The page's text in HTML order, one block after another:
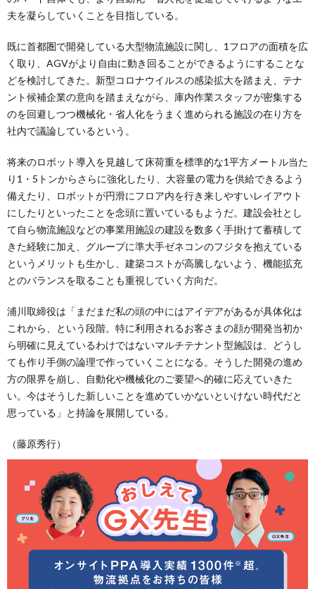
夫を凝らしていくことを目指している。
既に首都圏で開発している大型物流施設に関し、1フロアの面積を広
く取り、AGVがより自由に動き回ることができるようにすることな
どを検討してきた。新型コロナウイルスの感染拡大を踏まえ、テナ
ント候補企業の意向を踏まえながら、庫内作業スタッフが密集する
のを回避しつつ機械化・省人化をうまく進められる施設の在り方を
社内で議論しているという。
将来のロボット導入を見越して床荷重を標準的な1平方メートル当た
り1・5トンからさらに強化したり、大容量の電力を供給できるよう
備えたり、ロボットが円滑にフロア内を行き来しやすいレイアウト
にしたりといったことを念頭に置いているもようだ。建設会社とし
て自ら物流施設などの事業用施設の建設を数多く手掛けて蓄積して
きた経験に加え、グループに準大手ゼネコンのフジタを抱えている
というメリットも生かし、建築コストが高騰しないよう、機能拡充
とのバランスを取ることも重視していく方向だ。
浦川取締役は「まだまだ私の頭の中にはアイデアがあるが具体化は
これから、という段階。特に利用されるお客さまの顔が開発当初か
ら明確に見えているわけではないマルチテナント型施設は、どうし
ても作り手側の論理で作っていくことになる。そうした開発の進め
方の限界を崩し、自動化や機械化のご要望へ的確に応えていきた
い。今はそうした新しいことを進めていかないといけない時代だと
思っている」と持論を展開している。
（藤原秀行）